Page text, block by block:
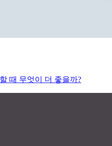
때 무엇이 더 좋을까?